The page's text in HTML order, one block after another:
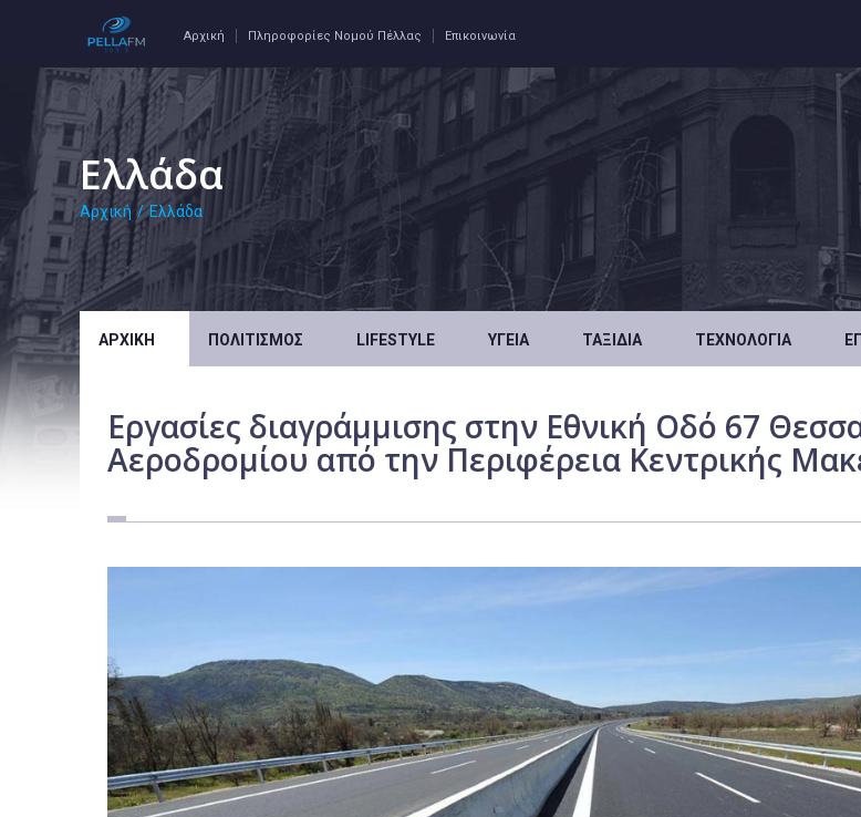
Αρχική Πληροφορίες Νομού Πέλλας Επικοινωνία
Ελλάδα
Αρχική / Ελλάδα
ΑΡΧΙΚΉ ΠΟΛΙΤΙΣΜΌΣ LIFESTYLE ΥΓΕΊΑ ΤΑΞΊΔΙΑ ΤΕΧΝΟΛΟΓΊΑ
Εργασίες διαγράμμισης στην Εθνική Οδό 67
Αεροδρομίου από την Περιφέρεια Κεντρικής